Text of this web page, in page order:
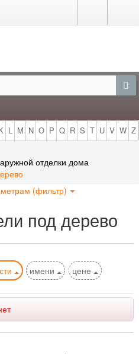
L M N O P Q R S T U V W Z
отделки дома
(фильтр)
под дерево
имени цене